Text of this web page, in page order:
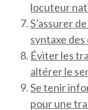
locuteur
S’assurer
syntaxe des
Éviter les
altérer le
Se tenir
pour une